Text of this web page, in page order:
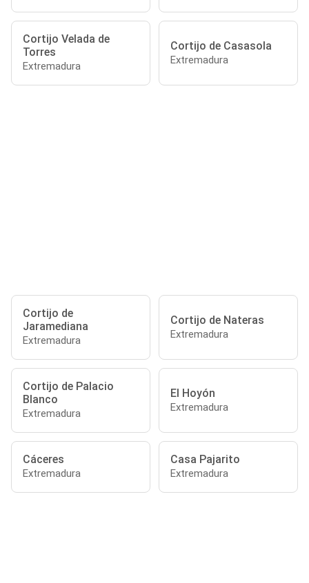
Cortijo Velada de
Torres
Extremadura
Cortijo de Casasola
Extremadura
Cortijo de
Jaramediana
Extremadura
Cortijo de Nateras
Extremadura
Cortijo de Palacio
Blanco
Extremadura
El Hoyón
Extremadura
Cáceres
Extremadura
Casa Pajarito
Extremadura